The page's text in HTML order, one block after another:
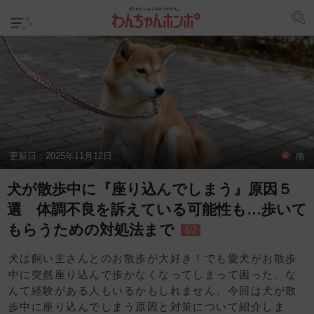
更新日： 2025年11月12日 南
犬が散歩中に『座り込んでしまう』原因５
選 体調不良を訴えている可能性も…歩いて
もらうための対処法まで
1/2
犬は飼い主さんとのお散歩が大好き！でも愛犬がお散歩
中に突然座り込んで歩かなくなってしまって困った、な
んて経験がある人もいるかもしれません。今回は犬が散
歩中に座り込んでしまう原因と対策について紹介しま